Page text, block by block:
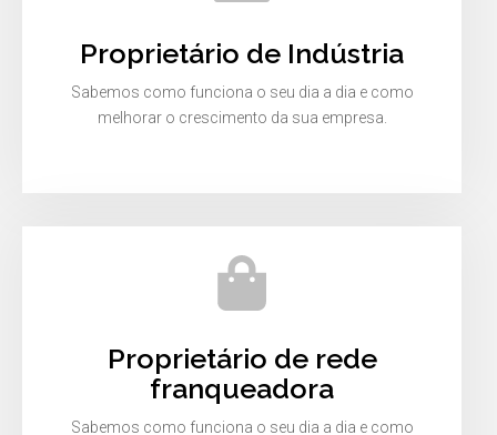
Proprietário de Indústria
Sabemos como funciona o seu dia a dia e como
melhorar o crescimento da sua empresa.
Proprietário de rede
franqueadora
Sabemos como funciona o seu dia a dia e como